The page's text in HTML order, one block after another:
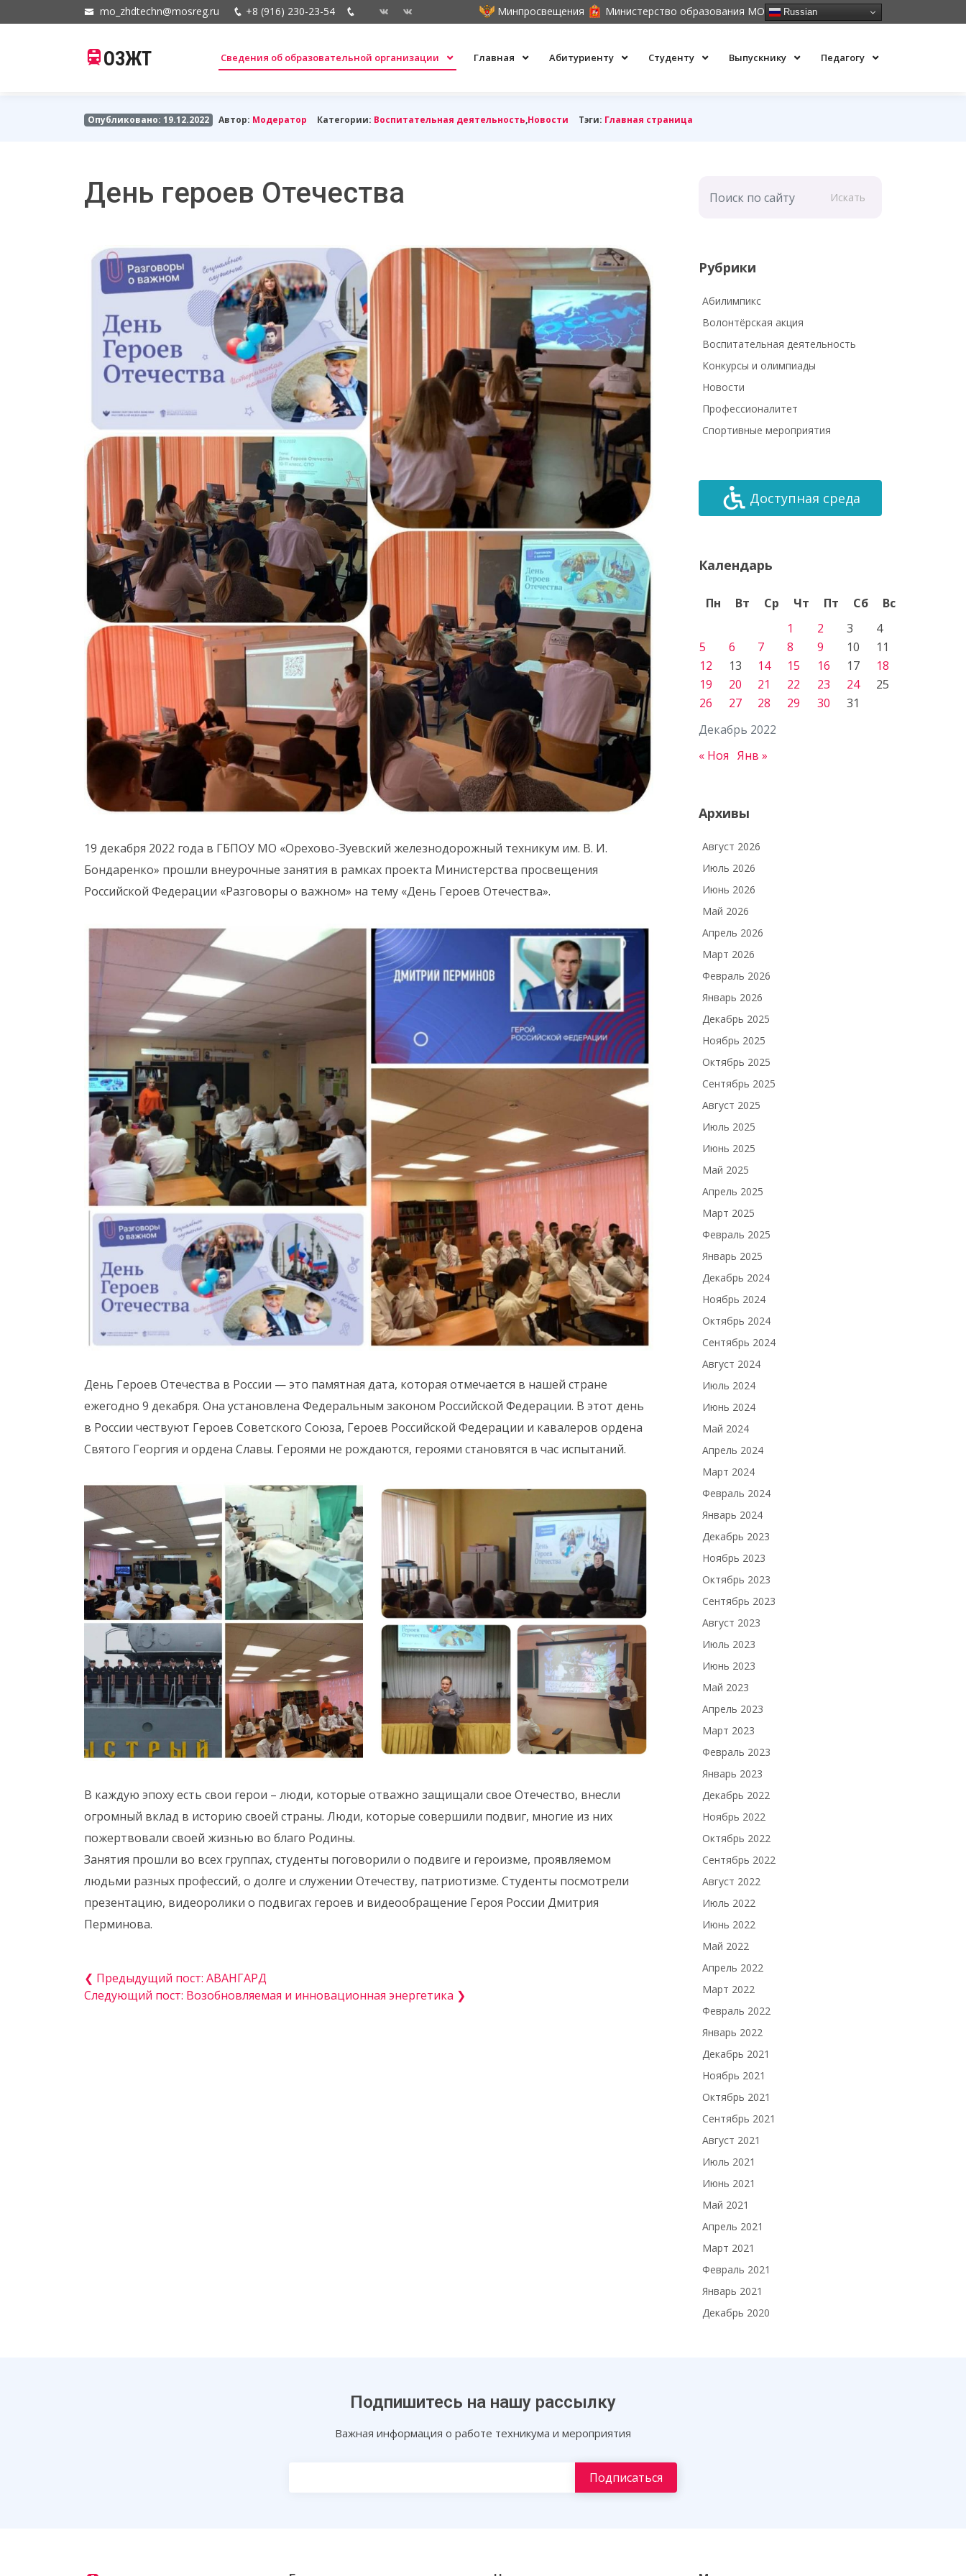
mo_zhdtechn@mosreg.ru +8 (916) 230-23-54 Минпросвещения Министерство образования МО Russian
ОЗЖТ Сведения об образовательной организации Главная Абитуриенту Студенту Выпускнику Педагогу
Опубликовано: 19.12.2022 Автор: Модератор Категории: Воспитательная деятельность,Новости Тэги: Главная страница
День героев Отечества
19 декабря 2022 года в ГБПОУ МО «Орехово-Зуевский железнодорожный техникум им. В. И.
Бондаренко» прошли внеурочные занятия в рамках проекта Министерства просвещения
Российской Федерации «Разговоры о важном» на тему «День Героев Отечества».
День Героев Отечества в России — это памятная дата, которая отмечается в нашей стране
ежегодно 9 декабря. Она установлена Федеральным законом Российской Федерации. В этот день
в России чествуют Героев Советского Союза, Героев Российской Федерации и кавалеров ордена
Святого Георгия и ордена Славы. Героями не рождаются, героями становятся в час испытаний.
В каждую эпоху есть свои герои – люди, которые отважно защищали свое Отечество, внесли
огромный вклад в историю своей страны. Люди, которые совершили подвиг, многие из них
пожертвовали своей жизнью во благо Родины.
Занятия прошли во всех группах, студенты поговорили о подвиге и героизме, проявляемом
людьми разных профессий, о долге и служении Отечеству, патриотизме. Студенты посмотрели
презентацию, видеоролики о подвигах героев и видеообращение Героя России Дмитрия
Перминова.
❮ Предыдущий пост: АВАНГАРД
Следующий пост: Возобновляемая и инновационная энергетика ❯
Искать
Рубрики
Абилимпикс
Волонтёрская акция
Воспитательная деятельность
Конкурсы и олимпиады
Новости
Профессионалитет
Спортивные мероприятия
Доступная среда
Календарь
Декабрь 2022
Пн Вт Ср Чт Пт Сб
Вс
1
2 3
4
5
6 7 8 9 10
11
12
13 14 15 16 17
18
19
20 21 22 23 24
25
26
27 28 29 30 31
« Ноя Янв »
Архивы
Август 2026
Июль 2026
Июнь 2026
Май 2026
Апрель 2026
Март 2026
Февраль 2026
Январь 2026
Декабрь 2025
Ноябрь 2025
Октябрь 2025
Сентябрь 2025
Август 2025
Июль 2025
Июнь 2025
Май 2025
Апрель 2025
Март 2025
Февраль 2025
Январь 2025
Декабрь 2024
Ноябрь 2024
Октябрь 2024
Сентябрь 2024
Август 2024
Июль 2024
Июнь 2024
Май 2024
Апрель 2024
Март 2024
Февраль 2024
Январь 2024
Декабрь 2023
Ноябрь 2023
Октябрь 2023
Сентябрь 2023
Август 2023
Июль 2023
Июнь 2023
Май 2023
Апрель 2023
Март 2023
Февраль 2023
Январь 2023
Декабрь 2022
Ноябрь 2022
Октябрь 2022
Сентябрь 2022
Август 2022
Июль 2022
Июнь 2022
Май 2022
Апрель 2022
Март 2022
Февраль 2022
Январь 2022
Декабрь 2021
Ноябрь 2021
Октябрь 2021
Сентябрь 2021
Август 2021
Июль 2021
Июнь 2021
Май 2021
Апрель 2021
Март 2021
Февраль 2021
Январь 2021
Декабрь 2020
Подпишитесь на нашу рассылку
Важная информация о работе техникума и мероприятия